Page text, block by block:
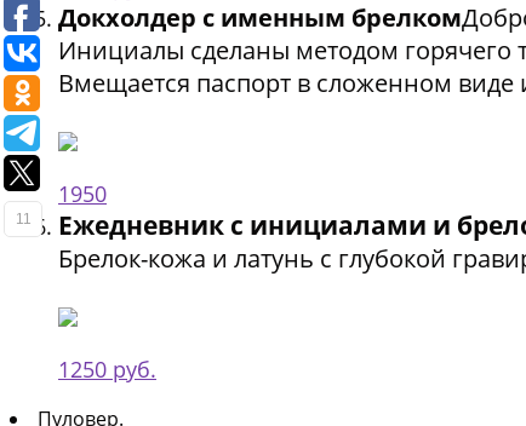
Докхолдер с именным брелком
Инициалы сделаны методом горячего
Вмещается паспорт в сложенном виде
1950
Ежедневник с инициалами и
Брелок-кожа и латунь с глубокой
1250 руб.
Пуловер.
11